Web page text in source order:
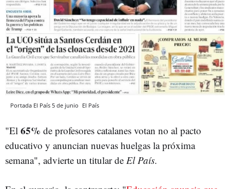
Portada El País 5 de junio El País
"El 65% de profesores catalanes votan no al pacto
educativo y anuncian nuevas huelgas la próxima
semana", advierte un titular de El País.